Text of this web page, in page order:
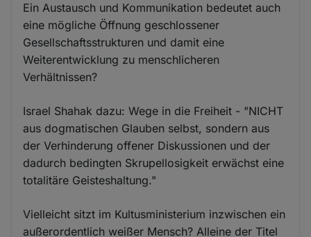
Ein Austausch und Kommunikation bedeutet auch
eine mögliche Öffnung geschlossener
Gesellschaftsstrukturen und damit eine
Weiterentwicklung zu menschlicheren
Verhältnissen?
Israel Shahak dazu: Wege in die Freiheit - "NICHT
aus dogmatischen Glauben selbst, sondern aus
der Verhinderung offener Diskussionen und der
dadurch bedingten Skrupellosigkeit erwächst eine
totalitäre Geisteshaltung."
Vielleicht sitzt im Kultusministerium inzwischen ein
außerordentlich weißer Mensch? Alleine der Titel